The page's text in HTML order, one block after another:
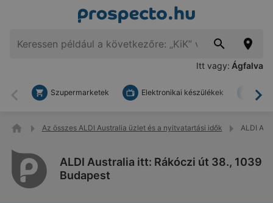
Itt vagy: Ágfalva
Vissza
Szupermarketek Elektronikai készülékek
Az összes ALDI Australia üzlet és a nyitvatartási idők ALDI
ALDI Australia itt: Rákóczi út 38., 1039
Budapest